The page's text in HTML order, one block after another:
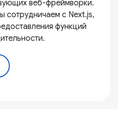
веб-фреймворки.
сотрудничаем с Next.js,
функций